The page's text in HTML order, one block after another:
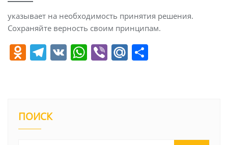
указывает на необходимость принятия решения.
Сохраняйте верность своим принципам.
O
kl
a
T
a
V W Vi M
ПОИСК